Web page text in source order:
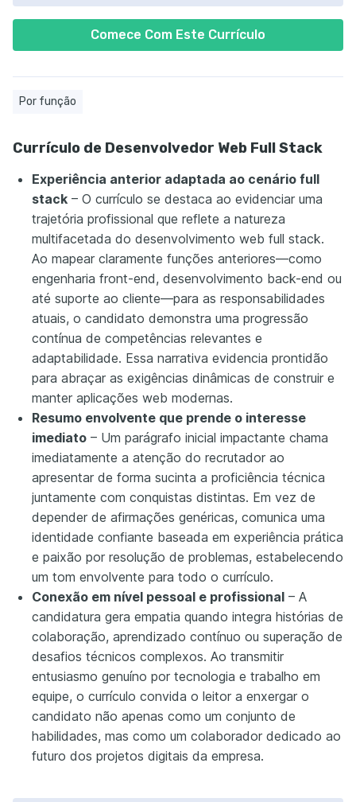
Comece Com Este Currículo
Por função
Currículo de Desenvolvedor Web Full Stack
Experiência anterior adaptada ao cenário full
stack – O currículo se destaca ao evidenciar uma
trajetória profissional que reflete a natureza
multifacetada do desenvolvimento web full stack.
Ao mapear claramente funções anteriores—como
engenharia front-end, desenvolvimento back-end ou
até suporte ao cliente—para as responsabilidades
atuais, o candidato demonstra uma progressão
contínua de competências relevantes e
adaptabilidade. Essa narrativa evidencia prontidão
para abraçar as exigências dinâmicas de construir e
manter aplicações web modernas.
Resumo envolvente que prende o interesse
imediato – Um parágrafo inicial impactante chama
imediatamente a atenção do recrutador ao
apresentar de forma sucinta a proficiência técnica
juntamente com conquistas distintas. Em vez de
depender de afirmações genéricas, comunica uma
identidade confiante baseada em experiência prática
e paixão por resolução de problemas, estabelecendo
um tom envolvente para todo o currículo.
Conexão em nível pessoal e profissional – A
candidatura gera empatia quando integra histórias de
colaboração, aprendizado contínuo ou superação de
desafios técnicos complexos. Ao transmitir
entusiasmo genuíno por tecnologia e trabalho em
equipe, o currículo convida o leitor a enxergar o
candidato não apenas como um conjunto de
habilidades, mas como um colaborador dedicado ao
futuro dos projetos digitais da empresa.